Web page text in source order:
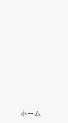
ホーム